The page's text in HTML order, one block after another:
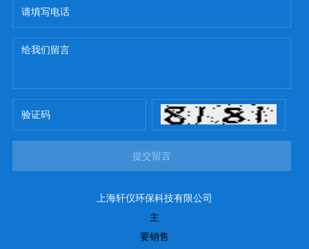
提交留言
上海轩仪环保科技有限公司
主
要销售